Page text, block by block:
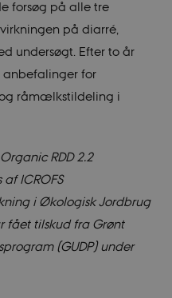
forsøg på alle tre
på diarré,
undersøgt. Efter to år
anbefalinger for
råmælkstildeling i
RDD 2.2
ICROFS
i Økologisk Jordbrug
fået tilskud fra Grønt
(GUDP) under